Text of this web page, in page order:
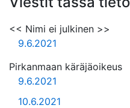
<< Nimi ei julkinen >>
9.6.2021
Pirkanmaan käräjäoikeus
9.6.2021
10.6.2021